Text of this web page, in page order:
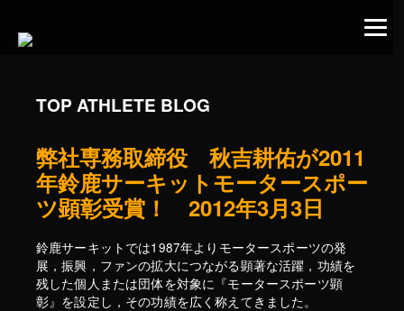
TOP ATHLETE BLOG
弊社専務取締役 秋吉耕佑が2011
年鈴鹿サーキットモータースポー
ツ顕彰受賞！ 2012年3月3日
鈴鹿サーキットでは1987年よりモータースポーツの発
展，振興，ファンの拡大につながる顕著な活躍，功績を
残した個人または団体を対象に『モータースポーツ顕
彰』を設定し，その功績を広く称えてきました。